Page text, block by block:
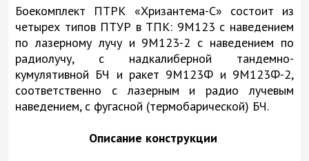
Боекомплект ПТРК «Хризантема-С» состоит из
четырех типов ПТУР в ТПК: 9М123 с наведением
по лазерному лучу и 9М123-2 с наведением по
радиолучу, с надкалиберной тандемно-
кумулятивной БЧ и ракет 9М123Ф и 9М123Ф-2,
соответственно с лазерным и радио лучевым
наведением, с фугасной (термобарической) БЧ.
Описание конструкции